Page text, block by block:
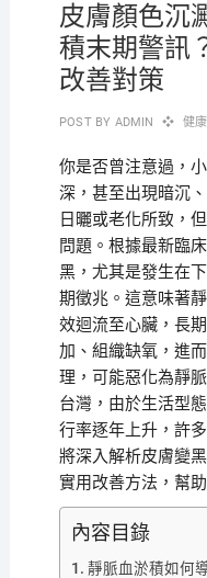
皮膚顏色沉
積末期警訊
改善對策
POST BY ADMIN 健
你是否曾注意過，
深，甚至出現暗沉
日曬或老化所致，
問題。根據最新臨
黑，尤其是發生在
期徵兆。這意味著
效迴流至心臟，長
加、組織缺氧，進
理，可能惡化為靜
台灣，由於生活型
行率逐年上升，許
將深入解析皮膚變
實用改善方法，幫
內容目錄
靜脈血淤積如何